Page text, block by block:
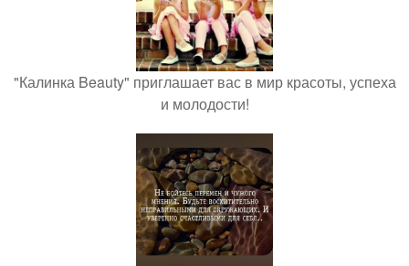
"Калинка Beauty" приглашает вас в мир красоты, успеха
и молодости!